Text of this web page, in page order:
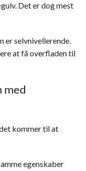
Det er dog mest
er selvnivellerende.
at få overfladen til
med
kommer til at
egenskaber